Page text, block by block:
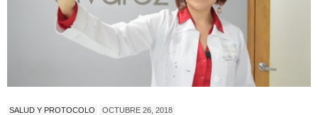
SALUD Y PROTOCOLO OCTUBRE 26, 2018